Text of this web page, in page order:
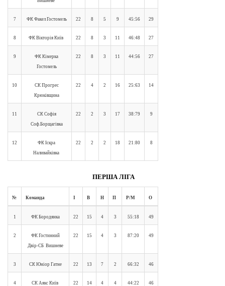
7 ФК Факел Гостомель 22 8 5 9 45:56 29
8 ФК Вікторія Київ 22 8 3 11 46:48 27
9
ФК Кімерка
Гостомель
22 8 3 11 44:56 27
10
СК Прогрес
Крюківщина
22 4 2 16 25:63 14
11
СК Софія
Соф.Борщагівка
22 2 3 17 38:79 9
12
ФК Іскра
Наливайківка
22 2 2 18 21:80 8
ПЕРША ЛІГА
№ Команда І В Н П Р/М О
1 ФК Бородянка 22 15 4 3 55:18 49
2
ФК Гостинний
Двір-СБ Вишневе
22 15 4 3 87:20 49
3 СК Юніор Гатне 22 13 7 2 66:32 46
4 СК Аякс Київ 22 14 4 4 44:22 46